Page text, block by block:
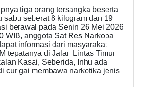
tiga orang tersangka beserta
sabu seberat 8 kilogram dan 19
berawal pada Senin 26 Mei 2026
WIB, anggota Sat Res Narkoba
informasi dari masyarakat
tepatanya di Jalan Lintas Timur
Kasai, Seberida, Inhu ada
curigai membawa narkotika jenis